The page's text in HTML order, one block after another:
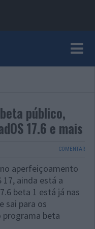
público,
17.6 e mais
COMENTAR
aperfeiçoamento
17, ainda está a
beta 1 está já nas
sai para os
beta